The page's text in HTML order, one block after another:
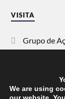
VISITA
Grupo de
Vida Justa
We are using